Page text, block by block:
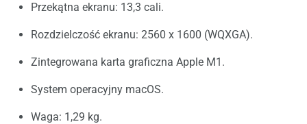
Przekątna ekranu: 13,3 cali.
Rozdzielczość ekranu: 2560 x 1600 (WQXGA).
Zintegrowana karta graficzna Apple M1.
System operacyjny macOS.
Waga: 1,29 kg.